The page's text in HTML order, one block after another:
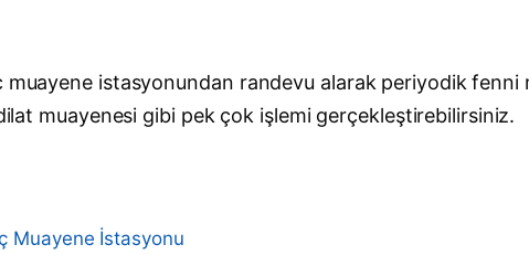
muayene istasyonundan randevu alarak periyodik
muayenesi gibi pek çok işlemi gerçekleştirebilirsiniz.
Muayene İstasyonu